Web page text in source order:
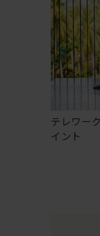
テレワー
イント